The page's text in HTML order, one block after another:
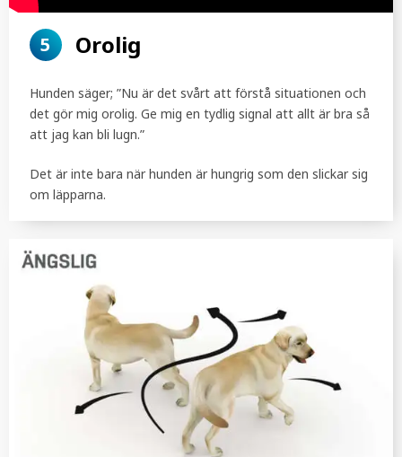
5 Orolig
Hunden säger; ”Nu är det svårt att förstå situationen och
det gör mig orolig. Ge mig en tydlig signal att allt är bra så
att jag kan bli lugn.”
Det är inte bara när hunden är hungrig som den slickar sig
om läpparna.